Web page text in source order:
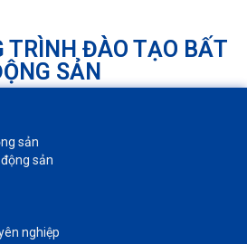
TRÌNH ĐÀO TẠO BẤT
SẢN
sản
sản​
nghiệp